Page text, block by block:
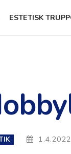
ESTETISK
1.4.2022